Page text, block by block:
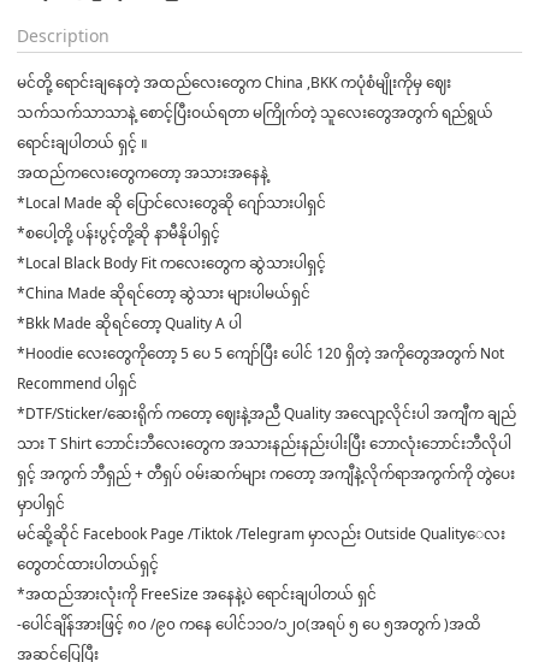
Description
မင်တို့ ရောင်းချနေတဲ့ အထည်လေးတွေက China ,BKK ကပုံစံမျိုးကိုမှ ဈေး
သက်သက်သာသာနဲ့ စောင့်ပြီးဝယ်ရတာ မကြိုက်တဲ့ သူလေးတွေအတွက် ရည်ရွယ်
ရောင်းချပါတယ် ရှင့် ။
အထည်ကလေးတွေကတော့ အသားအနေနဲ့
*Local Made ဆို ပြောင်လေးတွေဆို ဂျော်သားပါရှင်
*စပေါ့တို့ ပန်းပွင့်တို့ဆို နာမီနိုပါရှင့်
*Local Black Body Fit ကလေးတွေက ဆွဲသားပါရှင့်
*China Made ဆိုရင်တော့ ဆွဲသား များပါမယ်ရှင်
*Bkk Made ဆိုရင်တော့ Quality A ပါ
*Hoodie လေးတွေကိုတော့ 5 ပေ 5 ကျော်ပြီး ပေါင် 120 ရှိတဲ့ အကိုတွေအတွက် Not
Recommend ပါရှင်
*DTF/Sticker/ဆေးရိုက် ကတော့ ဈေးနဲ့အညီ Quality အလျော့လိုင်းပါ အကျီက ချည်
သား T Shirt ဘောင်းဘီလေးတွေက အသားနည်းနည်းပါးပြီး ဘောလုံးဘောင်းဘီလိုပါ
ရှင့် အကွက် ဘီရှည် + တီရှပ် ဝမ်းဆက်များ ကတော့ အကျီနဲ့လိုက်ရာအကွက်ကို တွဲပေး
မှာပါရှင်
မင်ဆို့ဆိုင် Facebook Page /Tiktok /Telegram မှာလည်း Outside Quality‌ေလး
တွေတင်ထားပါတယ်ရှင့်
*အထည်အားလုံးကို FreeSize အနေနဲ့ပဲ ရောင်းချပါတယ် ရှင်
-ပေါင်ချိန်အားဖြင့် ၈၀ /၉၀ ကနေ ပေါင်၁၁၀/၁၂၀(အရပ် ၅ ပေ ၅အတွက် )အထိ
အဆင်ပြေပြီး